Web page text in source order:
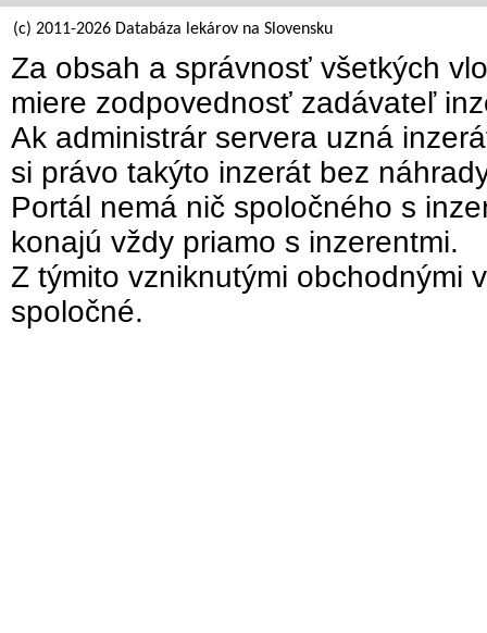
(c) 2011-2026 Databáza lekárov na Slovensku
Za obsah a správnosť všetkých
miere zodpovednosť zadávateľ
Ak administrár servera uzná
si právo takýto inzerát bez
Portál nemá nič spoločného s
konajú vždy priamo s inzerentmi.
Z týmito vzniknutými obchodnými
spoločné.